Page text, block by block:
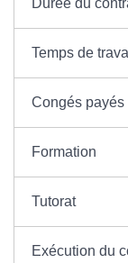
Temps de
Congés
Formation
Tutorat
Exécution du